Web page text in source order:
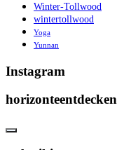
Winter-Tollwood
wintertollwood
Yoga
Yunnan
Instagram
horizonteentdecken